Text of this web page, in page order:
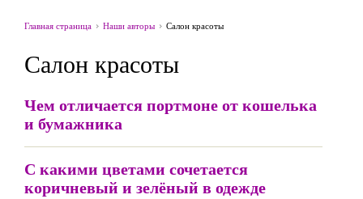
Главная страница Наши авторы Салон красоты
Салон красоты
Чем отличается портмоне от кошелька
и бумажника
С какими цветами сочетается
коричневый и зелёный в одежде